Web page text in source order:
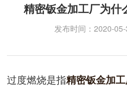
精密钣金加工厂为什
发布时间：2020-
过度燃烧是指精密钣金加